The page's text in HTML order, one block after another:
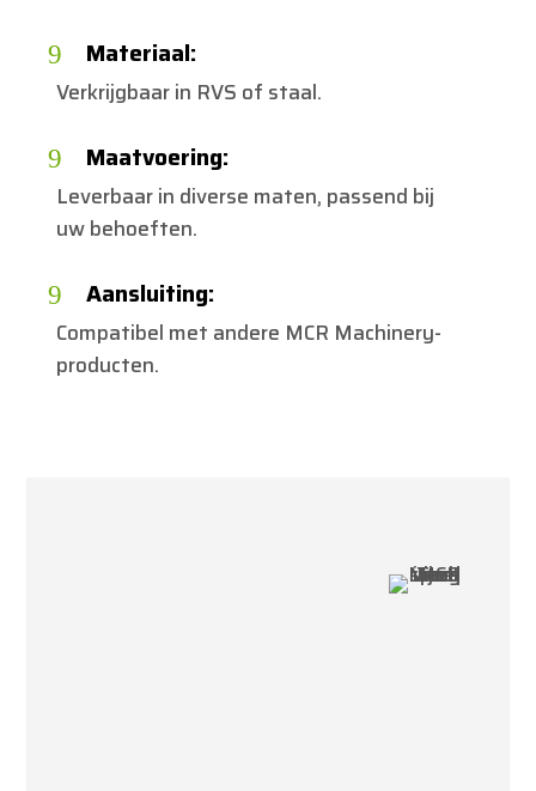
9 Materiaal:
Verkrijgbaar in RVS of staal.
9 Maatvoering:
Leverbaar in diverse maten, passend bij
uw behoeften.
9 Aansluiting:
Compatibel met andere MCR Machinery-
producten.